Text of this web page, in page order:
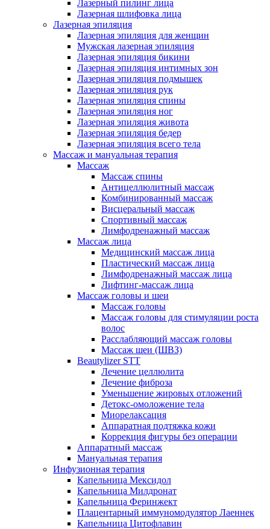
Лазерный пилинг лица
Лазерная шлифовка лица
Лазерная эпиляция
Лазерная эпиляция для женщин
Мужская лазерная эпиляция
Лазерная эпиляция бикини
Лазерная эпиляция интимных зон
Лазерная эпиляция подмышек
Лазерная эпиляция рук
Лазерная эпиляция спины
Лазерная эпиляция ног
Лазерная эпиляция живота
Лазерная эпиляция бедер
Лазерная эпиляция всего тела
Массаж и мануальная терапия
Массаж
Массаж спины
Антицеллюлитный массаж
Комбинированный массаж
Висцеральный массаж
Спортивный массаж
Лимфодренажный массаж
Массаж лица
Медицинский массаж лица
Пластический массаж лица
Лимфодренажный массаж лица
Лифтинг-массаж лица
Массаж головы и шеи
Массаж головы
Массаж головы для стимуляции роста
волос
Расслабляющий массаж головы
Массаж шеи (ШВЗ)
Beautylizer STT
Лечение целлюлита
Лечение фиброза
Уменьшение жировых отложений
Детокс-омоложение тела
Миорелаксация
Аппаратная подтяжка кожи
Коррекция фигуры без операции
Аппаратный массаж
Мануальная терапия
Инфузионная терапия
Капельница Мексидол
Капельница Милдронат
Капельница Феринжект
Плацентарный иммуномодулятор Лаеннек
Капельница Цитофлавин